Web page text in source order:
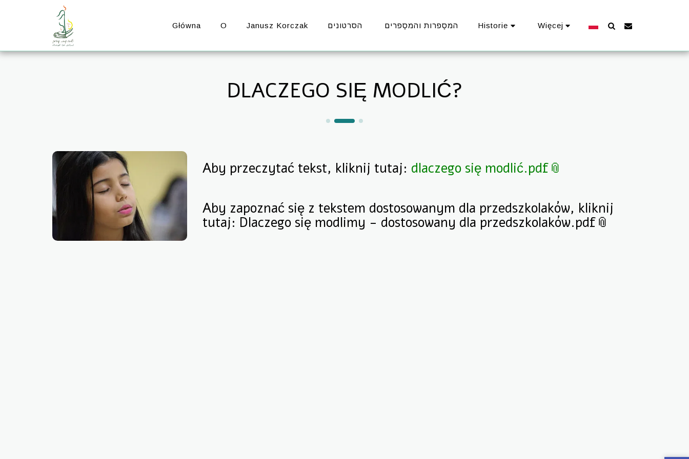
Główna O Janusz Korczak הסרטונים המסַפרות והמסַפרים Historie Więcej
DLACZEGO SIĘ MODLIĆ?
Aby przeczytać tekst, kliknij tutaj: dlaczego się modlić.pdf
Aby zapoznać się z tekstem dostosowanym dla przedszkolaków, kliknij
tutaj: Dlaczego się modlimy - dostosowany dla przedszkolaków.pdf